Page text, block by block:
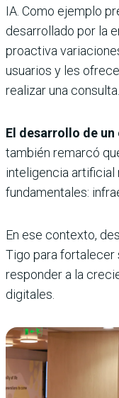
IA. Como ejemplo
desarrollado por la
proactiva
usuarios y les
realizar una consulta.
El desarrollo de
también remarcó
inteligencia artificial
fundamentales:
En ese contexto,
Tigo para
responder a la
digitales.